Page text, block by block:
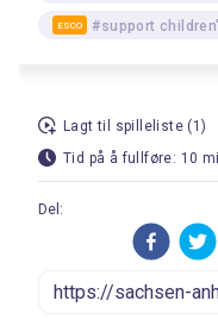
ESCO #support
Lagt til spilleliste (1)
Tid på å fullføre: 10
Del: